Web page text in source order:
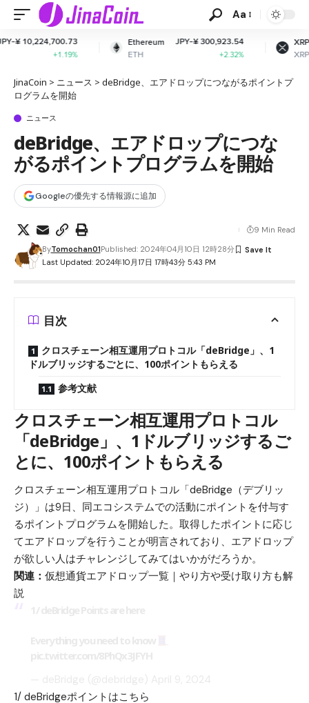
Aa
Ethereum
ETH
JPY-¥ 300,923.54
XRP
XRP
JPY-¥ 165.44
-1.53%
JinaCoin > ニュース > deBridge、エアドロップにつながるポイントプ
ログラムを開始
ニュース
deBridge、エアドロップにつな
がるポイントプログラムを開始
Googleの優先する情報源に追加
Last Updated: 2024年10月17日 17時43分 5:43 PM
ByTomochan01Published: 2024年04月10日 12時28分
9 Min Read
目次
クロスチェーン相互運用プロトコル「deBridge」、1
ドルブリッジするごとに、100ポイントもらえる
参考文献
クロスチェーン相互運用プロトコル
「deBridge」、1ドルブリッジするご
とに、100ポイントもらえる
クロスチェーン相互運用プロトコル「deBridge（デブリッ
ジ）」は9日、同エコシステムでの活動にポイントを付与す
るポイントプログラムを開始した。取得したポイントに応じ
てエアドロップを行うことが明言されており、エアドロップ
が欲しい人はチャレンジしてみてはいかがだろうか。
関連： 仮想通貨エアドロップ一覧｜やり方や受け取り方も解
説
1/ deBridgeポイントはこちら